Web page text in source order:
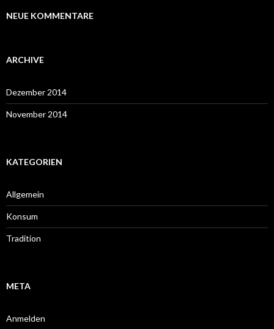
NEUE KOMMENTARE
ARCHIVE
Dezember 2014
November 2014
KATEGORIEN
Allgemein
Konsum
Tradition
META
Anmelden